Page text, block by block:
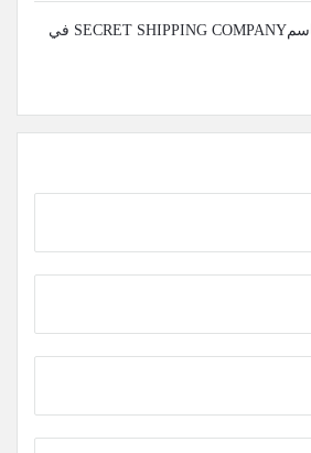
هل توجد شركه شحن باسمSECRET SHIPPING COMPANY في